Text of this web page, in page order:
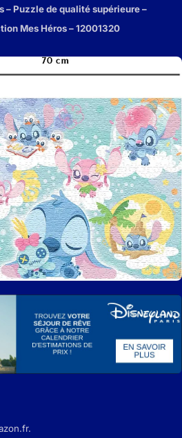
– Puzzle de qualité supérieure –
Mes Héros – 12001320